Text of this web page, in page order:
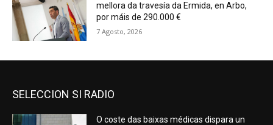
mellora da travesía da Ermida, en Arbo,
por máis de 290.000 €
7 Agosto, 2026
SELECCION SI RADIO
O coste das baixas médicas dispara un